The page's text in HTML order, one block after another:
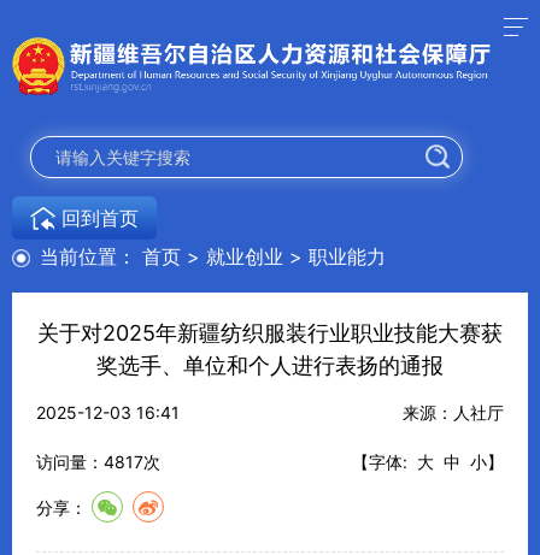
当前位置： 首页 > 就业创业 > 职业能力
回到首页
关于对2025年新疆纺织服装行业职业技能大赛获
奖选手、单位和个人进行表扬的通报
2025-12-03 16:41 来源：人社厅
访问量： 4817次 【字体: 大 中 小】
分享：